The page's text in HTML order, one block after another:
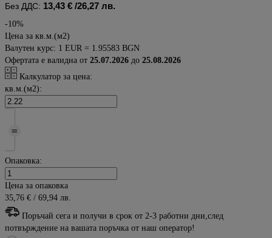
Без ДДС: 13,43 € /26,27 лв.
-10%
Цена за кв.м.(м2)
Валутен курс: 1 EUR = 1.95583 BGN
Офертата е валидна от 25.07.2026 до 25.08.2026
Калкулатор за цена:
кв.м.(м2):
Опаковка:
Цена за опаковка
35,76 € / 69,94 лв.
Поръчай сега и получи в срок от 2-3 работни дни,след
потвърждение на вашата поръчка от наш оператор!